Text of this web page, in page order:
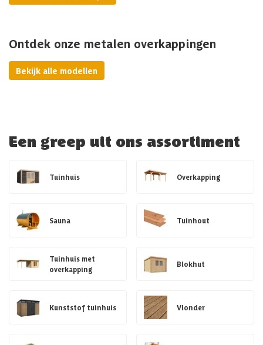
Ontdek onze metalen overkappingen
Bekijk alle modellen
Een greep uit ons assortiment
Tuinhuis Overkapping
Sauna Tuinhout
Tuinhuis met
overkapping
Blokhut
Kunststof tuinhuis Vlonder